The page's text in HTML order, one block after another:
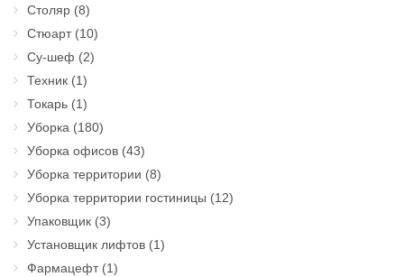
Столяр (8)
Стюарт(10)
Су-шеф (2)
Техник (1)
Токарь (1)
Уборка (180)
Уборка офисов (43)
Уборка территории (8)
Уборка территории гостиницы (12)
Упаковщик (3)
Установщик лифтов (1)
Фармацефт(1)